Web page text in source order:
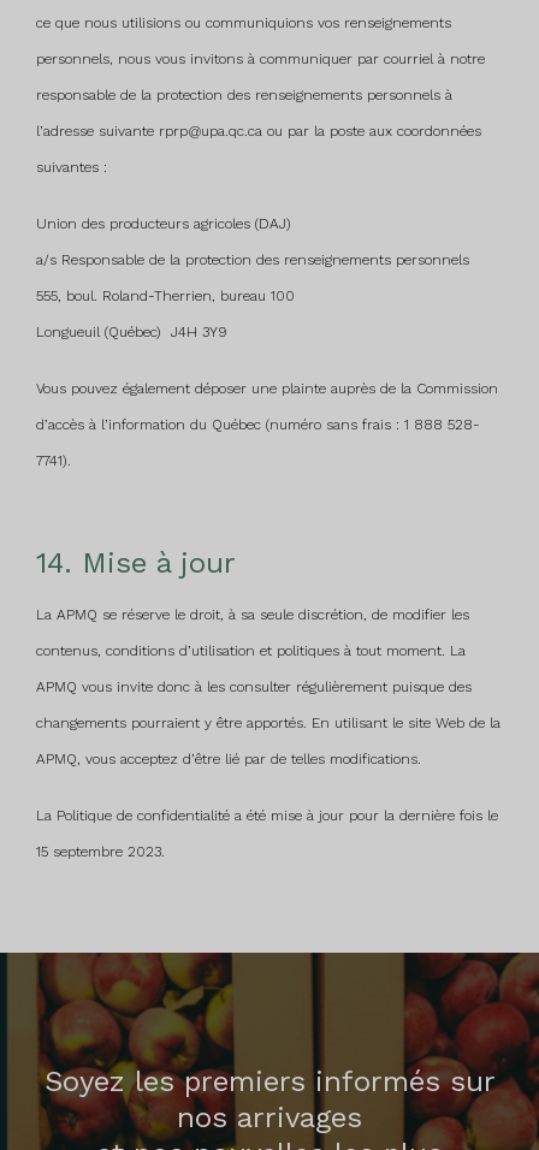
ce que nous utilisions ou communiquions vos renseignements
personnels, nous vous invitons à communiquer par courriel à notre
responsable de la protection des renseignements personnels à
l’adresse suivante rprp@upa.qc.ca ou par la poste aux coordonnées
suivantes :
Union des producteurs agricoles (DAJ)
a/s Responsable de la protection des renseignements personnels
555, boul. Roland-Therrien, bureau 100
Longueuil (Québec) J4H 3Y9
Vous pouvez également déposer une plainte auprès de la Commission
d’accès à l’information du Québec (numéro sans frais : 1 888 528-
7741).
14. Mise à jour
La APMQ se réserve le droit, à sa seule discrétion, de modifier les
contenus, conditions d’utilisation et politiques à tout moment. La
APMQ vous invite donc à les consulter régulièrement puisque des
changements pourraient y être apportés. En utilisant le site Web de la
APMQ, vous acceptez d’être lié par de telles modifications.
La Politique de confidentialité a été mise à jour pour la dernière fois le
15 septembre 2023.
Soyez les premiers informés sur
nos arrivages